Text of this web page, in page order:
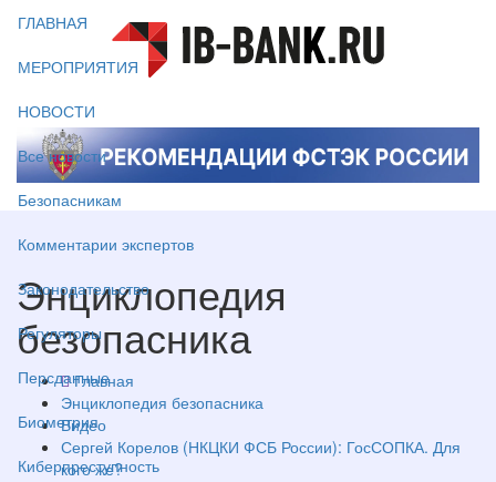
ГЛАВНАЯ
МЕРОПРИЯТИЯ
НОВОСТИ
Все новости
Безопасникам
Комментарии экспертов
Законодательство
Регуляторы
Персданные
Биометрия
Киберпреступность
Энциклопедия
безопасника
Главная
Энциклопедия безопасника
Видео
Сергей Корелов (НКЦКИ ФСБ России): ГосСОПКА. Для
кого же?